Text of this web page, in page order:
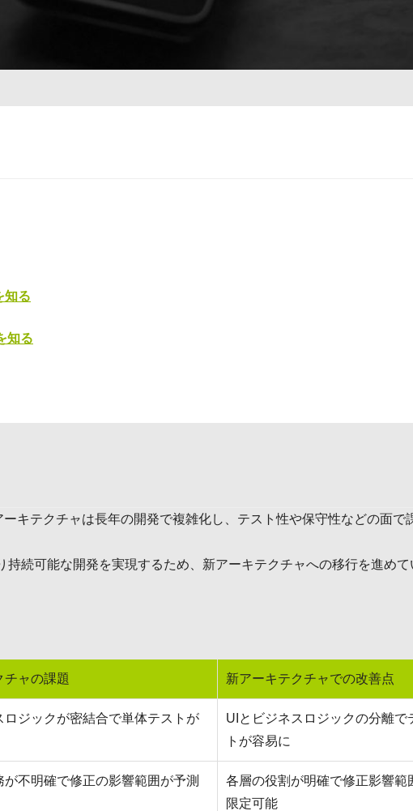
知る
知る
キテクチャは長年の開発で複雑化し、テスト性や保守性などの面で
持続可能な開発を実現するため、新アーキテクチャへの移行を進めて
チャの課題 新アーキテクチャでの改善点
ロジックが密結合で単体テストが
UIとビジネスロジックの分離で
トが容易に
が不明確で修正の影響範囲が予測
各層の役割が明確で修正影響範
限定可能